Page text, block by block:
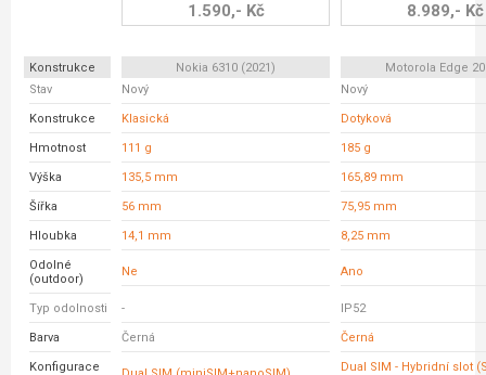
1.590,- Kč 8.989,- Kč
Konstrukce Nokia 6310 (2021)
Motorola Edge
Stav
Nový Nový
Konstrukce Klasická Dotyková
Hmotnost 111 g 185 g
Výška 135,5 mm 165,89 mm
Šířka 56 mm 75,95 mm
Hloubka 14,1 mm 8,25 mm
Odolné
(outdoor)
Ne Ano
Typ odolnosti - IP52
Barva Černá Černá
Konfigurace
Dual SIM - Hybridní slot